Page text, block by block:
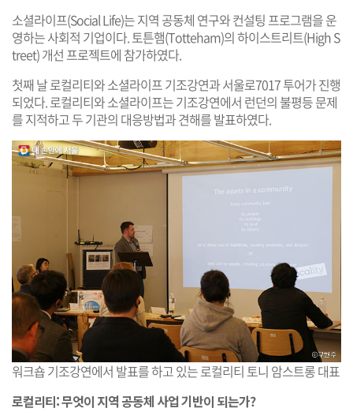
소셜라이프(Social Life)는 지역 공동체 연구와 컨설팅 프로그램을 운
영하는 사회적 기업이다. 토튼햄(Totteham)의 하이스트리트(High S
treet) 개선 프로젝트에 참가하였다.
첫째 날 로컬리티와 소셜라이프 기조강연과 서울로7017 투어가 진행
되었다. 로컬리티와 소셜라이프는 기조강연에서 런던의 불평등 문제
를 지적하고 두 기관의 대응방법과 견해를 발표하였다.
워크숍 기조강연에서 발표를 하고 있는 로컬리티 토니 암스트롱 대표
로컬리티: 무엇이 지역 공동체 사업 기반이 되는가?